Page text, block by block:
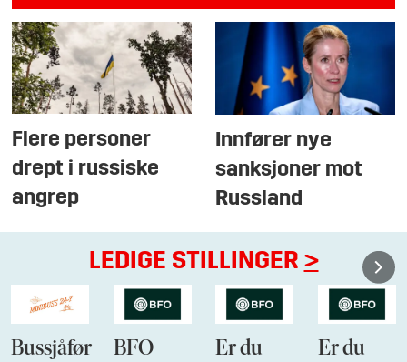
Flere personer
drept i russiske
angrep
Innfører nye
sanksjoner mot
Russland
LEDIGE STILLINGER >
Bussjåfør
BFO
Er du
Er du